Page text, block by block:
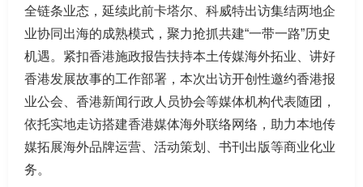
全链条业态，延续此前卡塔尔、科威特出访集结两地企
业协同出海的成熟模式，聚力抢抓共建“一带一路”历史
机遇。紧扣香港施政报告扶持本土传媒海外拓业、讲好
香港发展故事的工作部署，本次出访开创性邀约香港报
业公会、香港新闻行政人员协会等媒体机构代表随团，
依托实地走访搭建香港媒体海外联络网络，助力本地传
媒拓展海外品牌运营、活动策划、书刊出版等商业化业
务。